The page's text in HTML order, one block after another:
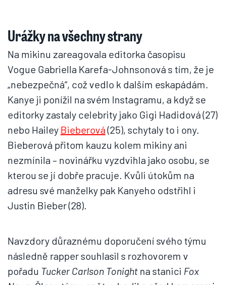
Urážky na všechny strany
Na mikinu zareagovala editorka časopisu
Vogue Gabriella Karefa-Johnsonová s tím, že je
„nebezpečná“, což vedlo k dalším eskapádám.
Kanye ji ponížil na svém Instagramu, a když se
editorky zastaly celebrity jako Gigi Hadidová (27)
nebo Hailey Bieberová(25), schytaly to i ony.
Bieberová přitom kauzu kolem mikiny ani
nezmínila – novinářku vyzdvihla jako osobu, se
kterou se jí dobře pracuje. Kvůli útokům na
adresu své manželky pak Kanyeho odstřihl i
Justin Bieber (28).
Navzdory důraznému doporučení svého týmu
následně rapper souhlasil s rozhovorem v
pořadu Tucker Carlson Tonight na stanici Fox